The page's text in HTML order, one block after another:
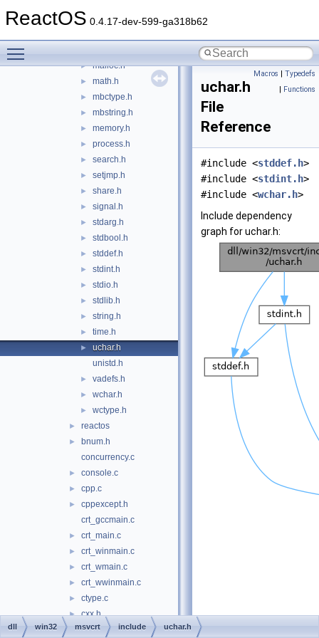
ReactOS 0.4.17-dev-599-ga318b62
► io.h
► malloc.h
► math.h
► mbctype.h
► mbstring.h
► memory.h
► process.h
► search.h
► setjmp.h
► share.h
► signal.h
► stdarg.h
► stdbool.h
► stddef.h
► stdint.h
► stdio.h
► stdlib.h
► string.h
► time.h
►
uchar.h
unistd.h
► vadefs.h
► wchar.h
► wctype.h
► reactos
►
bnum.h
concurrency.c
► console.c
► cpp.c
►
cppexcept.h
crt_gccmain.c
► crt_main.c
► crt_winmain.c
► crt_wmain.c
► crt_wwinmain.c
► ctype.c
► cxx.h
► data.c
Macros | Typedefs
| Functions
uchar.h
File
Reference
#include <stddef.h>
#include <stdint.h>
#include <wchar.h>
Include dependency
graph for uchar.h:
dll win32 msvcrt include uchar.h